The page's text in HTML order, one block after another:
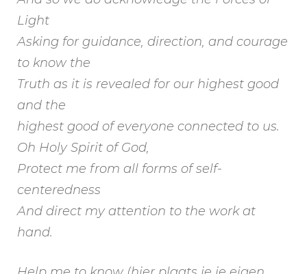
Light
Asking for guidance, direction, and courage
to know the
Truth as it is revealed for our highest good
and the
highest good of everyone connected to us.
Oh Holy Spirit of God,
Protect me from all forms of self-
centeredness
And direct my attention to the work at
hand.